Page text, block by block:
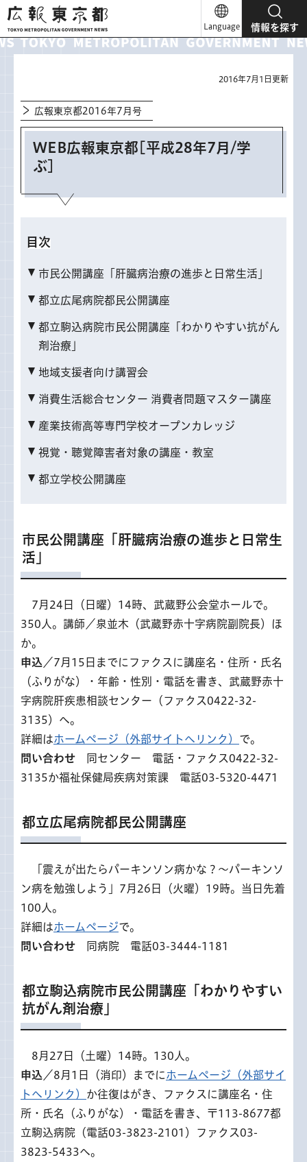
広報東京都
Language 情報を探す
2016年7月1日更新
広報東京都2016年7月号
WEB広報東京都[平成28年7月/学
ぶ]
目次
市民公開講座「肝臓病治療の進歩と日常生活」
都立広尾病院都民公開講座
都立駒込病院市民公開講座「わかりやすい抗がん
剤治療」
地域支援者向け講習会
消費生活総合センター 消費者問題マスター講座
産業技術高等専門学校オープンカレッジ
視覚・聴覚障害者対象の講座・教室
都立学校公開講座
市民公開講座「肝臓病治療の進歩と日常生
活」
7 月24日（日曜）14時、武蔵野公会堂ホールで。
350人。講師／泉並木（武蔵野赤十字病院副院長）ほ
か。
申込 ／7月15日までにファクスに講座名・住所・氏名
（ふりがな）・年齢・性別・電話を書き、武蔵野赤十
字病院肝疾患相談センター（ファクス0422-32-
3135）へ。
詳細はホームページ（外部サイトへリンク） で。
問い合わせ 同センター 電話・ファクス0422-32-
3135か福祉保健局疾病対策課 電話03-5320-4471
都立広尾病院都民公開講座
震えが出たらパーキンソン病かな？～パーキンソ
ン病を勉強しよう」7月26日（火曜）19時。当日先着
100人。
詳細はホームページで。
問い合わせ 同病院 電話03-3444-1181
都立駒込病院市民公開講座「わかりやすい
抗がん剤治療」
8 月27日（土曜）14時。130人。
申込 ／8月1日（消印）までに ホームページ（外部サイ
トへリンク） か往復はがき、ファクスに講座名・住
所・氏名（ふりがな）・電話を書き、〒113-8677都
立駒込病院（電話03-3823-2101）ファクス03-
3823-5433へ。